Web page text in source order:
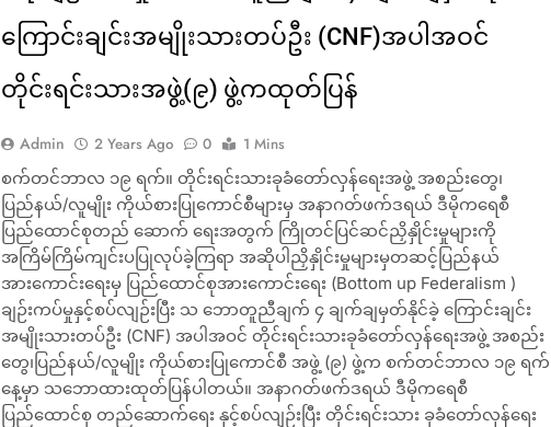
ကြောင်းချင်းအမျိုးသားတပ်ဦး (CNF)အပါအဝင်
တိုင်းရင်းသားအဖွဲ့(၉) ဖွဲ့ကထုတ်ပြန်
Admin 2 Years Ago 0
1 Mins
စက်တင်ဘာလ ၁၉ ရက်။ တိုင်းရင်းသားခုခံတော်လှန်ရေးအဖွဲ့ အစည်းတွေ၊
ပြည်နယ်/လူမျိုး ကိုယ်စားပြုကောင်စီများမှ အနာဂတ်ဖက်ဒရယ် ဒီမိုကရေစီ
ပြည်ထောင်စုတည် ဆောက် ရေးအတွက် ကြိုတင်ပြင်ဆင်ညှိနှိုင်းမှုများကို
အကြိမ်ကြိမ်ကျင်းပပြုလုပ်ခဲ့ကြရာ အဆိုပါညှိနှိုင်းမှုများမှတဆင့်ပြည်နယ်
အားကောင်းရေးမှ ပြည်ထောင်စုအားကောင်းရေး (Bottom up Federalism )
ချဉ်းကပ်မှုနှင့်စပ်လျဉ်းပြီး သ ဘောတူညီချက် ၄ ချက်ချမှတ်နိုင်ခဲ့ ကြောင်းချင်း
အမျိုးသားတပ်ဦး (CNF) အပါအဝင် တိုင်းရင်းသားခုခံတော်လှန်ရေးအဖွဲ့ အစည်း
တွေ၊ပြည်နယ်/လူမျိုး ကိုယ်စားပြုကောင်စီ အဖွဲ့ (၉) ဖွဲ့က စက်တင်ဘာလ ၁၉ ရက်
နေ့မှာ သဘောထားထုတ်ပြန်ပါတယ်။ အနာဂတ်ဖက်ဒရယ် ဒီမိုကရေစီ
ပြည်ထောင်စု တည်ဆောက်ရေး နှင့်စပ်လျဉ်းပြီး တိုင်းရင်းသား ခုခံတော်လှန်ရေး